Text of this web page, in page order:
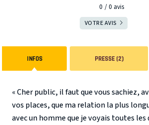
0 0 avis
VOTRE AVIS
INFOS PRESSE (2)
« Cher public, il faut que vous sachiez,
vos places, que ma relation la plus
avec un homme que je voyais toutes les